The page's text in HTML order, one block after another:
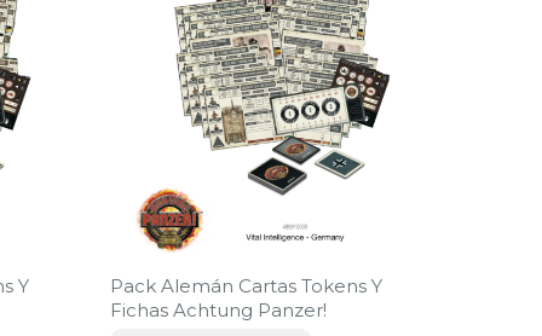
Y
Pack Alemán Cartas Tokens Y
Fichas Achtung Panzer!